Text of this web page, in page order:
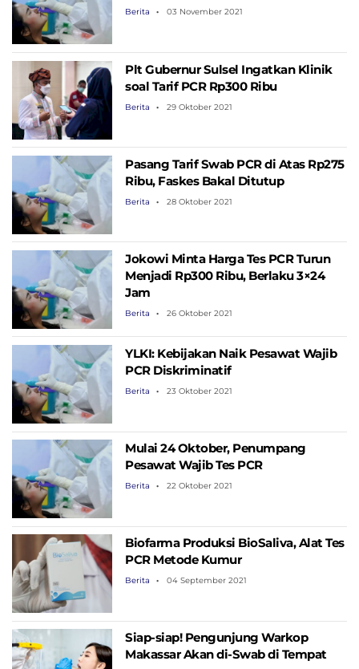
Berita 03 November 2021
Plt Gubernur Sulsel Ingatkan Klinik
soal Tarif PCR Rp300 Ribu
Berita 29 Oktober 2021
Pasang Tarif Swab PCR di Atas Rp275
Ribu, Faskes Bakal Ditutup
Berita 28 Oktober 2021
Jokowi Minta Harga Tes PCR Turun
Menjadi Rp300 Ribu, Berlaku 3×24
Jam
Berita 26 Oktober 2021
YLKI: Kebijakan Naik Pesawat Wajib
PCR Diskriminatif
Berita 23 Oktober 2021
Mulai 24 Oktober, Penumpang
Pesawat Wajib Tes PCR
Berita 22 Oktober 2021
Biofarma Produksi BioSaliva, Alat Tes
PCR Metode Kumur
Berita 04 September 2021
Siap-siap! Pengunjung Warkop
Makassar Akan di-Swab di Tempat